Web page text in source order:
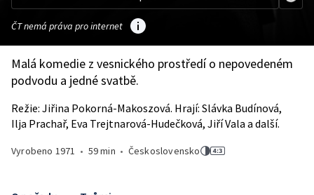
ČT nemá práva pro internet
Malá komedie z vesnického prostředí o nepovedeném
podvodu a jedné svatbě.
Režie: Jiřina Pokorná-Makoszová. Hrají: Slávka Budínová,
Ilja Prachař, Eva Trejtnarová-Hudečková, Jiří Vala a další.
Vyrobeno 1971 • 59 min • Československo